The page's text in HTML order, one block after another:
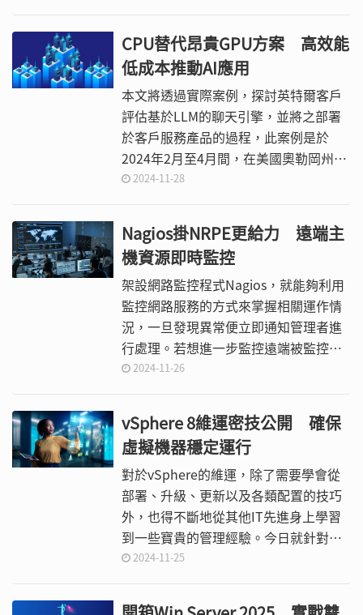
CPU替代昂貴GPU方案 高效能
低成本推動AI應用
本文將透過實際案例，探討英特爾客戶
評估基於LLM的聊天引擎，並將之部署
於客戶服務產品的過程，此案例是於
2024年2月至4月間，在美國奧勒岡州由
英特爾管理的VMware實驗室中進行測
2024-11-28
Nagios掛NRPE更給力 遠端主
機資源即時監控
架設網路監控程式Nagios，就能夠利用
監控網路服務的方式來掌握相關運作情
況，一旦發現異常便立即通知管理者進
行處理。若想進一步監控遠端被監控主
機的系統資源，則必須透過本文將實作
Executor）機制。
2024-11-26
vSphere 8維運密技公開 確保
虛擬機器穩定運行
對於vSphere的維運，除了需要學會從
部署、升級、更新以及各類配置的技巧
外，也得不斷地從其他IT先進身上學習
到一些寶貴的管理經驗。今日就針對
vSphere 8維運經驗，分享六項效能配
故障難題的化解。
2024-11-25